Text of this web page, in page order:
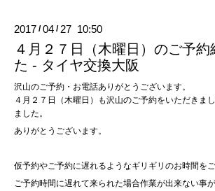
2017 /04 / 27 10:50
４月２７日（木曜日）のご予約
た - タイヤ交換大阪
沢山のご予約・お電話ありがとうございます。
４月２７日（木曜日）も沢山のご予約をいただきま
ました。
ありがとうございます。
仮予約やご予約に遅れるようなギリギリのお時間を
ご予約時間に遅れて来られた場合作業が出来ない事が